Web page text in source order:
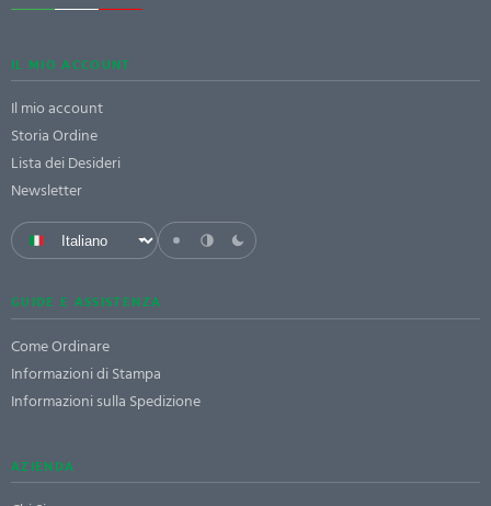
IL MIO ACCOUNT
Il mio account
Storia Ordine
Lista dei Desideri
Newsletter
GUIDE E ASSISTENZA
Come Ordinare
Informazioni di Stampa
Informazioni sulla Spedizione
AZIENDA